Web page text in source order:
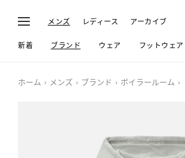
メンズ レディース アーカイブ
新着 ブランド ウェア フットウェア
ホーム メンズ ブランド ボイラールーム